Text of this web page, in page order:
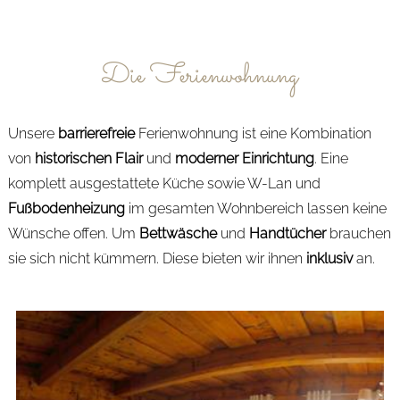
Die Ferienwohnung
Unsere barrierefreieFerienwohnung ist eine Kombination
von historischen Flairund moderner Einrichtung. Eine
komplett ausgestattete Küche sowie W-Lan und
Fußbodenheizungim gesamten Wohnbereich lassen keine
Wünsche offen. Um Bettwäsche und Handtücherbrauchen
sie sich nicht kümmern. Diese bieten wir ihnen inklusivan.